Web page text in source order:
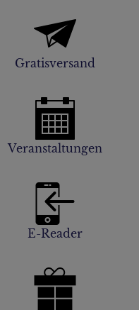
Gratisversand
Veranstaltungen
E-Reader